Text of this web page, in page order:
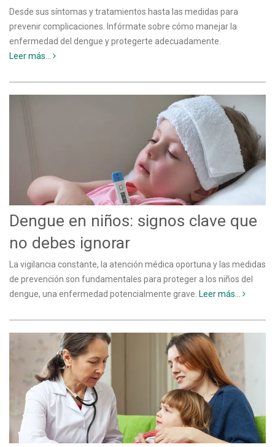
Desde sus síntomas y tratamientos hasta las medidas para
prevenir complicaciones. Infórmate sobre cómo manejar la
enfermedad del dengue y protegerte adecuadamente.
Leer más...
Dengue en niños: signos clave que
no debes ignorar
La vigilancia constante, la atención médica oportuna y las medidas
de prevención son fundamentales para proteger a los niños del
dengue, una enfermedad potencialmente grave. Leer más...